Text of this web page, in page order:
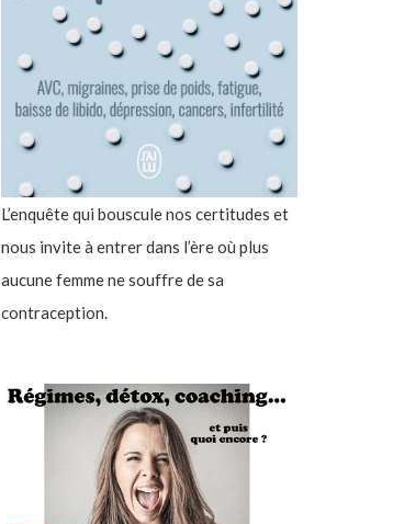
L’enquête qui bouscule nos certitudes et
nous invite à entrer dans l’ère où plus
aucune femme ne souffre de sa
contraception.